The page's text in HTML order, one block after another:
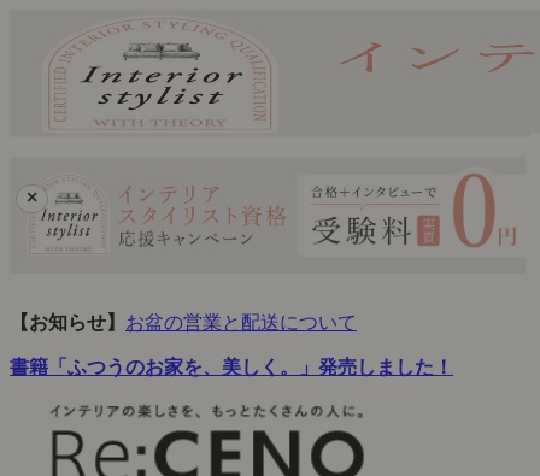
×
【お知らせ】 お盆の営業と配送について
書籍「ふつうのお家を、美しく。」発売しました！